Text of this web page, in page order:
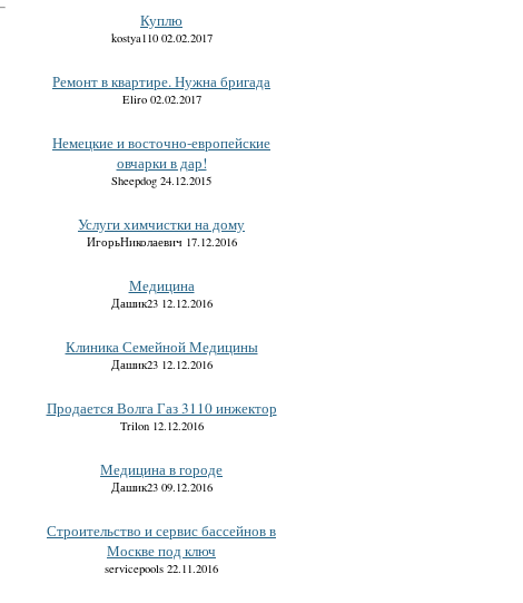
Куплю
kostya110 02.02.2017
Ремонт в квартире. Нужна бригада
Eliro 02.02.2017
Немецкие и восточно-европейские
овчарки в дар!
Sheepdog 24.12.2015
Услуги химчистки на дому
ИгорьНиколаевич 17.12.2016
Медицина
Дашик23 12.12.2016
Клиника Семейной Медицины
Дашик23 12.12.2016
Продается Волга Газ 3110 инжектор
Trilon 12.12.2016
Медицина в городе
Дашик23 09.12.2016
Строительство и сервис бассейнов в
Москве под ключ
servicepools 22.11.2016